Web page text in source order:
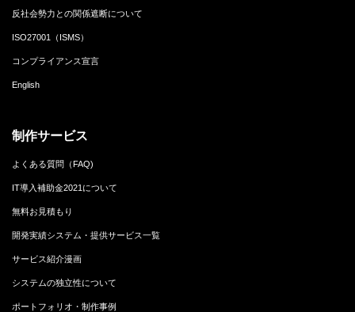
反社会勢力との関係遮断について
ISO27001（ISMS）
コンプライアンス宣言
English
制作サービス
よくある質問（FAQ)
IT導入補助金2021について
無料お見積もり
開発実績システム・提供サービス一覧
サービス紹介漫画
システムの独立性について
ポートフォリオ・制作事例